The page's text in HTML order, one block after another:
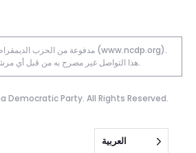
مدفوعة من الحزب الديمقراطي في كارولينا الشمالية (www.ncdp.org).
هذا التواصل غير مصرح به من قبل أي مرشح أو لجنة مرشح.
Democratic Party. All Rights Reserved.
العربية‏